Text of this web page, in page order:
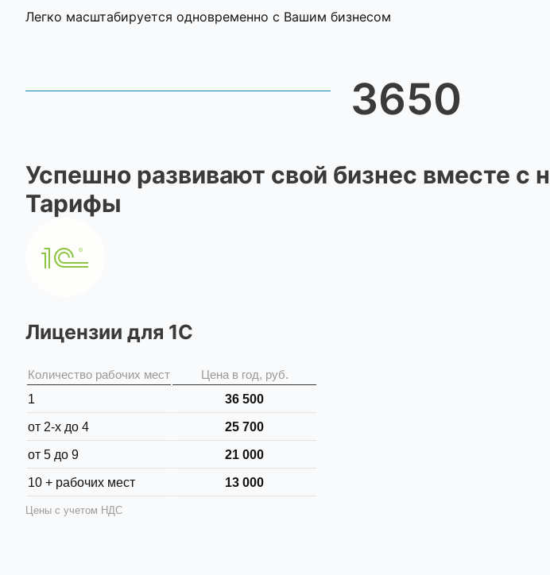
Легко масштабируется одновременно с Вашим бизнесом
3650
Успешно развивают свой бизнес вместе с
Тарифы
Лицензии для 1С
Количество рабочих мест
Цена в год, руб.
1
36 500
от 2-х до 4 25 700
от 5 до 9 21 000
10 + рабочих мест 13 000
Цены с учетом НДС